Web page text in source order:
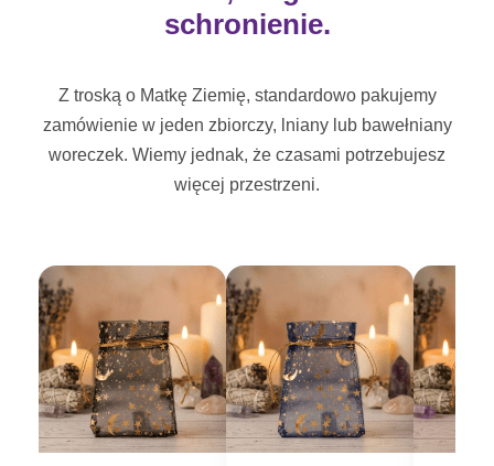
schronienie.
Z troską o Matkę Ziemię, standardowo pakujemy
zamówienie w jeden zbiorczy, lniany lub bawełniany
woreczek. Wiemy jednak, że czasami potrzebujesz
więcej przestrzeni.